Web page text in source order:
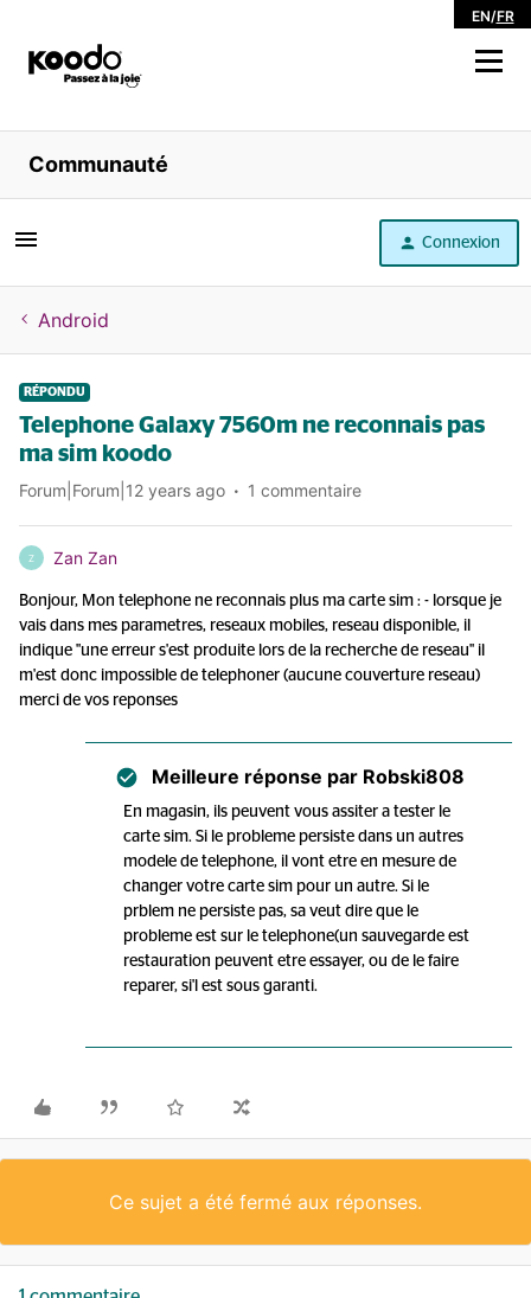
EN/FR
Magasiner
Libre service
Aide
Communauté
Connexion
Android
RÉPONDU
Telephone Galaxy 7560m ne reconnais pas
ma sim koodo
Forum|Forum|12 years ago 1 commentaire
Z Zan Zan
Bonjour, Mon telephone ne reconnais plus ma carte sim : - lorsque je
vais dans mes parametres, reseaux mobiles, reseau disponible, il
indique "une erreur s'est produite lors de la recherche de reseau" il
m'est donc impossible de telephoner (aucune couverture reseau)
merci de vos reponses
Meilleure réponse par Robski808
En magasin, ils peuvent vous assiter a tester le
carte sim. Si le probleme persiste dans un autres
modele de telephone, il vont etre en mesure de
changer votre carte sim pour un autre. Si le
prblem ne persiste pas, sa veut dire que le
probleme est sur le telephone(un sauvegarde est
restauration peuvent etre essayer, ou de le faire
reparer, si'l est sous garanti.
Ce sujet a été fermé aux réponses.